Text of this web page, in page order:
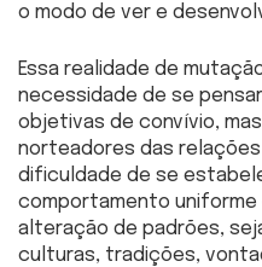
o modo de ver e
Essa realidade de
necessidade de se
objetivas de convívio,
norteadores das
dificuldade de se
comportamento uniforme
alteração de padrões,
culturas, tradições,